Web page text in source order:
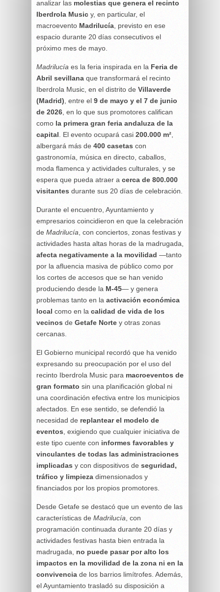
analizar las molestias que genera el recinto
Iberdrola Music y, en particular, el
macroevento Madrilucía , previsto en ese
espacio durante 20 días consecutivos el
próximo mes de mayo.
Madrilucía es la feria inspirada en la Feria de
Abril sevillana que transformará el recinto
Iberdrola Music, en el distrito de Villaverde
(Madrid) , entre el 9 de mayo y el 7 de junio
de 2026 , en lo que sus promotores califican
como la primera gran feria andaluza de la
capital . El evento ocupará casi 200.000 m²
albergará más de 400 casetas con
gastronomía, música en directo, caballos,
moda flamenca y actividades culturales, y se
espera que pueda atraer a cerca de 800.000
visitantes durante sus 20 días de celebración.
Durante el encuentro, Ayuntamiento y
empresarios coincidieron en que la celebración
de Madrilucía , con conciertos, zonas festivas y
actividades hasta altas horas de la madrugada,
afecta negativamente a la movilidad —tanto
por la afluencia masiva de público como por
los cortes de accesos que se han venido
produciendo desde la M-45— y genera
problemas tanto en la activación económica
local como en la calidad de vida de los
vecinos de Getafe Norte y otras zonas
cercanas.
El Gobierno municipal recordó que ha venido
expresando su preocupación por el uso del
recinto Iberdrola Music para macroeventos de
gran formato sin una planificación global ni
una coordinación efectiva entre los municipios
afectados. En ese sentido, se defendió la
necesidad de replantear el modelo de
eventos , exigiendo que cualquier iniciativa de
este tipo cuente con informes favorables y
vinculantes de todas las administraciones
implicadas y con dispositivos de seguridad,
tráfico y limpieza dimensionados y
financiados por los propios promotores.
Desde Getafe se destacó que un evento de las
características de Madrilucía , con
programación continuada durante 20 días y
actividades festivas hasta bien entrada la
madrugada, no puede pasar por alto los
impactos en la movilidad de la zona ni en la
convivencia de los barrios limítrofes. Además,
el Ayuntamiento trasladó su disposición a